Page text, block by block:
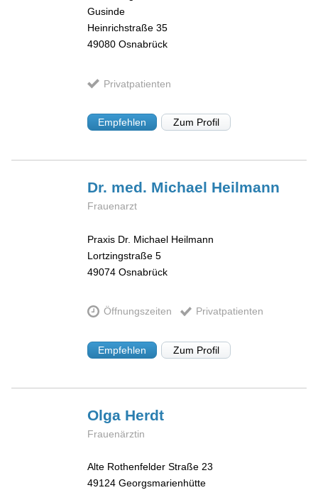
Gusinde
Heinrichstraße 35
49080 Osnabrück
Privatpatienten
Empfehlen Zum Profil
Dr. med. Michael Heilmann
Frauenarzt
Praxis Dr. Michael Heilmann
Lortzingstraße 5
49074 Osnabrück
Öffnungszeiten Privatpatienten
Empfehlen Zum Profil
Olga Herdt
Frauenärztin
Alte Rothenfelder Straße 23
49124 Georgsmarienhütte